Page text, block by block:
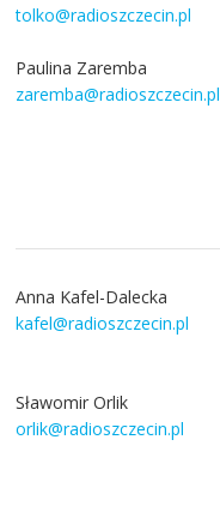
tolko@radioszczecin.pl
Paulina Zaremba
zaremba@radioszczecin.pl
Anna Kafel-Dalecka
kafel@radioszczecin.pl
Sławomir Orlik
orlik@radioszczecin.pl